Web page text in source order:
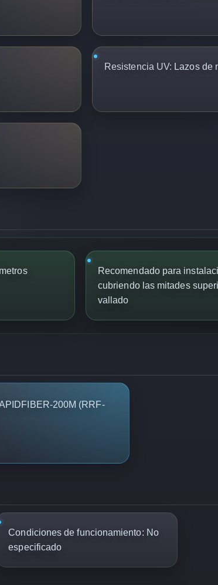
Resistencia UV: Lazos de
Recomendado para
cubriendo las mitades
vallado
200M (RRF-
Condiciones de funcionamiento: No
especificado